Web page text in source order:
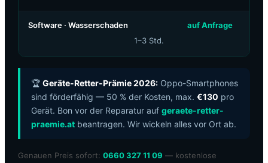
Software · Wasserschaden
auf Anfrage
1–3 Std.
🏆 Geräte-Retter-Prämie 2026:Oppo-Smartphones
sind förderfähig — 50 % der Kosten, max. €130 pro
Gerät. Bon vor der Reparatur auf geraete-retter-
praemie.atbeantragen. Wir wickeln alles vor Ort ab.
Genauen Preis sofort: 0660 327 11 09 — kostenlose